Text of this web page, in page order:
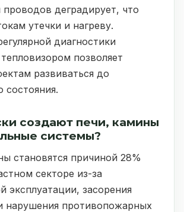
проводов деградирует, что
утечки и нагреву.
диагностики
позволяет
развиваться до
состояния.
создают печи, камины
системы?
становятся причиной 28%
секторе из-за
эксплуатации, засорения
нарушения противопожарных